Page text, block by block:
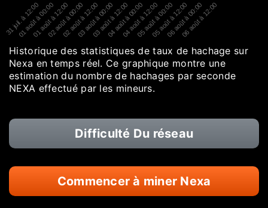
31 juil. à 12:00
01 août à 00:00
01 août à 12:00
02 août à 00:00
02 août à 12:00
03 août à 00:00
03 août à 12:00
04 août à 00:00
04 août à 12:00
05 août à 00:00
05 août à 12:00
06 août à 00:00
06 août à 12:00
Historique des statistiques de taux de hachage sur
Nexa en temps réel. Ce graphique montre une
estimation du nombre de hachages par seconde
NEXA effectué par les mineurs.
Difficulté Du réseau
Commencer à miner Nexa